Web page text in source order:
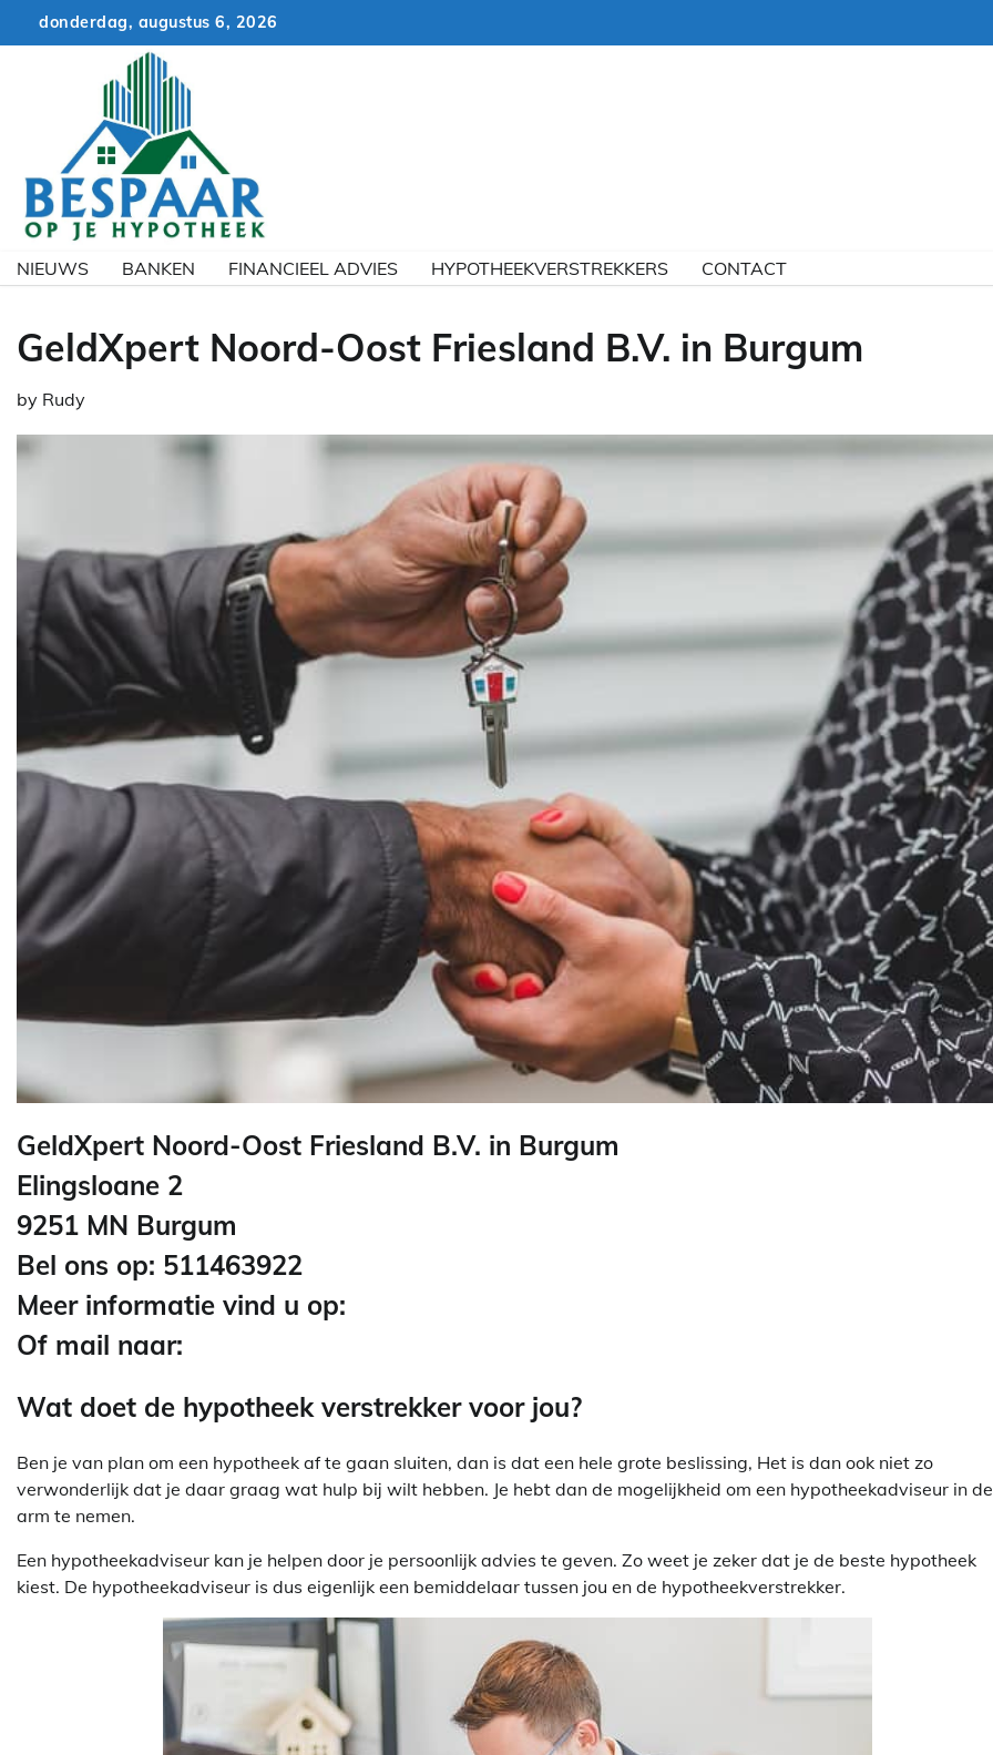
donderdag, augustus 6, 2026
NIEUWS BANKEN FINANCIEEL ADVIES HYPOTHEEKVERSTREKKERS CONTACT
GeldXpert Noord-Oost Friesland B.V. in Burgum
by Rudy
GeldXpert Noord-Oost Friesland B.V. in Burgum
Elingsloane 2
9251 MN Burgum
Bel ons op: 511463922
Meer informatie vind u op:
Of mail naar:
Wat doet de hypotheek verstrekker voor jou?
Ben je van plan om een hypotheek af te gaan sluiten, dan is dat een hele grote beslissing, Het is dan ook niet zo
verwonderlijk dat je daar graag wat hulp bij wilt hebben. Je hebt dan de mogelijkheid om een hypotheekadviseur in de
arm te nemen.
Een hypotheekadviseur kan je helpen door je persoonlijk advies te geven. Zo weet je zeker dat je de beste hypotheek
kiest. De hypotheekadviseur is dus eigenlijk een bemiddelaar tussen jou en de hypotheekverstrekker.